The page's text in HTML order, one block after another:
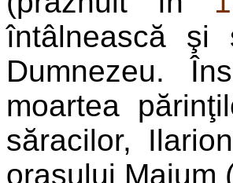
întâlnească
Dumnezeu.
moartea
săracilor,
oraşului Maium